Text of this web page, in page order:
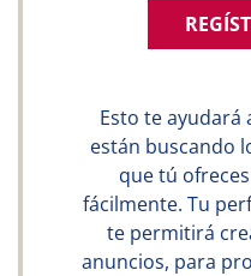
Esto te ayudará
están buscando
que tú
fácilmente. Tu
te permitirá
anuncios, para